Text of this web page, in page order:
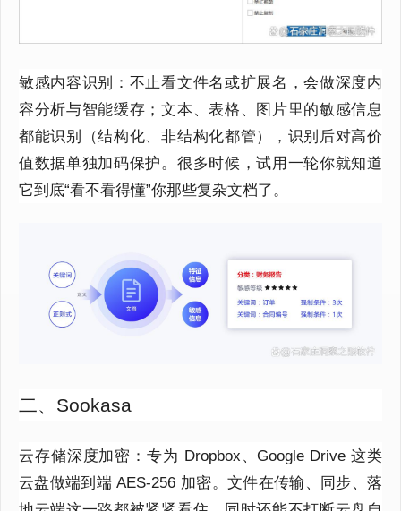
敏感内容识别：不止看文件名或扩展名，会做深度内
容分析与智能缓存；文本、表格、图片里的敏感信息
都能识别（结构化、非结构化都管），识别后对高价
值数据单独加码保护。很多时候，试用一轮你就知道
它到底“看不看得懂”你那些复杂文档了。
二、Sookasa
云存储深度加密：专为 Dropbox、Google Drive 这类
云盘做端到端 AES-256 加密。文件在传输、同步、落